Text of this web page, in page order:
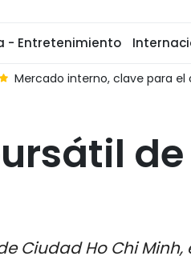
- Entretenimiento
Mercado interno, clave para
Ciudad Ho Chi